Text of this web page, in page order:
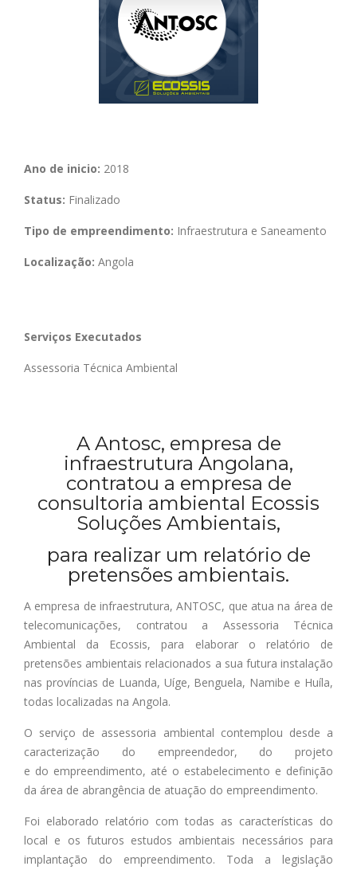
Ano de inicio: 2018
Status: Finalizado
Tipo de empreendimento: Infraestrutura e Saneamento
Localização: Angola
Serviços Executados
Assessoria Técnica Ambiental
A Antosc, empresa de
infraestrutura Angolana,
contratou a empresa de
consultoria ambiental Ecossis
Soluções Ambientais,
para realizar um relatório de
pretensões ambientais.
A empresa de infraestrutura, ANTOSC, que atua na área de
telecomunicações, contratou a Assessoria Técnica
Ambiental da Ecossis, para elaborar o relatório de
pretensões ambientais relacionados a sua futura instalação
nas províncias de Luanda, Uíge, Benguela, Namibe e Huíla,
todas localizadas na Angola.
O serviço de assessoria ambiental contemplou desde a
caracterização do empreendedor, do projeto
e do empreendimento, até o estabelecimento e definição
da área de abrangência de atuação do empreendimento.
Foi elaborado relatório com todas as características do
local e os futuros estudos ambientais necessários para
implantação do empreendimento. Toda a legislação